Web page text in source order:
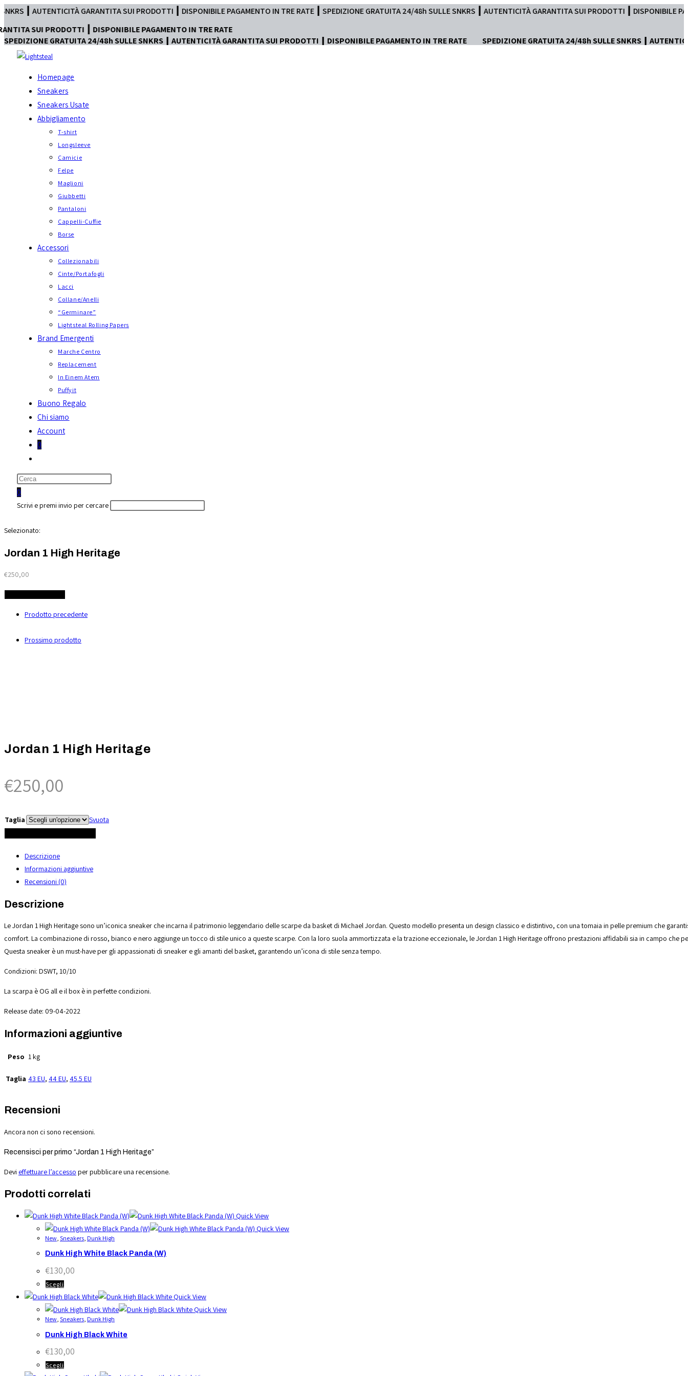
Salta
contenuto
SUI PRODOTTI ┃ DISPONIBILE PAGAMENTO IN TRE RATE ┃ SPEDIZIONE GRATUITA 24/48h SULLE SNKRS ┃ AUTENTICITÀ GARANTITA SUI PRODOTTI ┃ DISPONIBILE PAGAMENTO IN TRE
┃ DISPONIBILE PAGAMENTO IN TRE RATE
SPEDIZIONE GRATUITA 24/48h SULLE SNKRS ┃ AUTENTICITÀ GARANTITA SUI PRODOTTI ┃ DISPONIBILE PAGAMENTO IN TRE RATE
SPEDIZIONE GRATUITA 24/48h SULLE SNKRS ┃
Homepage
Sneakers
Sneakers Usate
Abbigliamento
T-shirt
Longsleeve
Camicie
Felpe
Maglioni
Giubbetti
Pantaloni
Cappelli-Cuffie
Borse
Accessori
Collezionabili
Cinte/Portafogli
Lacci
Collane/Anelli
“Germinare”
Lightsteal Rolling Papers
Brand Emergenti
Marche Centro
Replacement
In Einem Atem
Puffyit
Buono Regalo
Chi siamo
Account
0
la
ricerca
web
0
Scrivi e premi invio per cercare
Selezionato:
Jordan 1 High Heritage
€250,00
Prodotto precedente
Prossimo prodotto
Jordan 1 High Heritage
€250,00
Taglia
Svuota
Heritage
quantità
Descrizione
Informazioni aggiuntive
Recensioni (0)
Descrizione
Le Jordan 1 High Heritage sono un’iconica sneaker che incarna il patrimonio leggendario delle scarpe da basket di Michael Jordan. Questo modello presenta un design classico e distintivo, con una tomaia in pelle premium che
comfort. La combinazione di rosso, bianco e nero aggiunge un tocco di stile unico a queste scarpe. Con la loro suola ammortizzata e la trazione eccezionale, le Jordan 1 High Heritage offrono prestazioni affidabili sia in campo che
Questa sneaker è un must-have per gli appassionati di sneaker e gli amanti del basket, garantendo un’icona di stile senza tempo.
Condizioni: DSWT, 10/10
La scarpa è OG all e il box è in perfette condizioni.
Release date: 09-04-2022
Informazioni aggiuntive
Peso 1 kg
Taglia 43 EU, 44 EU, 45.5 EU
Recensioni
Ancora non ci sono recensioni.
Recensisci per primo “Jordan 1 High Heritage”
Devi effettuare l’accesso per pubblicare una recensione.
Prodotti correlati
Quick View
Quick View
New Sneakers Dunk High
Dunk High White Black Panda (W)
€130,00
Scegli
prodotto
ha
più
varianti.
Le
possono
Quick View
Quick View
New, Sneakers, Dunk High
Dunk High Black White
€130,00
Scegli